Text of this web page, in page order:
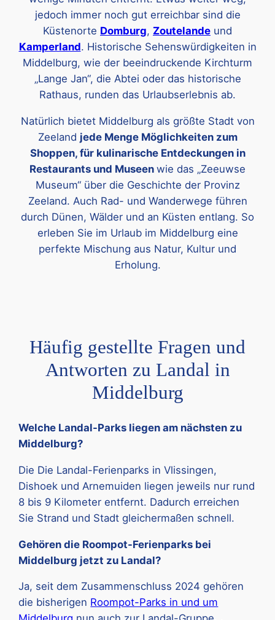
jedoch immer noch gut erreichbar sind die
Küstenorte Domburg, Zoutelande und
Kamperland. Historische Sehenswürdigkeiten in
Middelburg, wie der beeindruckende Kirchturm
„Lange Jan“, die Abtei oder das historische
Rathaus, runden das Urlaubserlebnis ab.
Natürlich bietet Middelburg als größte Stadt von
Zeeland jede Menge Möglichkeiten zum
Shoppen, für kulinarische Entdeckungen in
Restaurants und Museen wie das „Zeeuwse
Museum“ über die Geschichte der Provinz
Zeeland. Auch Rad- und Wanderwege führen
durch Dünen, Wälder und an Küsten entlang. So
erleben Sie im Urlaub im Middelburg eine
perfekte Mischung aus Natur, Kultur und
Erholung.
Häufig gestellte Fragen und
Antworten zu Landal in
Middelburg
Welche Landal-Parks liegen am nächsten zu
Middelburg?
Die Die Landal-Ferienparks in Vlissingen,
Dishoek und Arnemuiden liegen jeweils nur rund
8 bis 9 Kilometer entfernt. Dadurch erreichen
Sie Strand und Stadt gleichermaßen schnell.
Gehören die Roompot-Ferienparks bei
Middelburg jetzt zu Landal?
Ja, seit dem Zusammenschluss 2024 gehören
die bisherigen Roompot-Parks in und um